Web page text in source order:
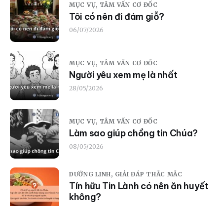
MỤC VỤ, TÂM VẤN CƠ ĐỐC
Tôi có nên đi đám giỗ?
06/07/2026
MỤC VỤ, TÂM VẤN CƠ ĐỐC
Người yêu xem mẹ là nhất
28/05/2026
MỤC VỤ, TÂM VẤN CƠ ĐỐC
Làm sao giúp chồng tin Chúa?
08/05/2026
DƯỠNG LINH, GIẢI ĐÁP THẮC MẮC
Tín hữu Tin Lành có nên ăn huyết
không?